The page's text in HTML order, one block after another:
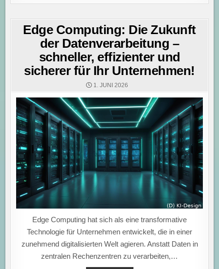
Edge Computing: Die Zukunft
der Datenverarbeitung –
schneller, effizienter und
sicherer für Ihr Unternehmen!
1. JUNI 2026
Edge Computing hat sich als eine transformative
Technologie für Unternehmen entwickelt, die in einer
zunehmend digitalisierten Welt agieren. Anstatt Daten in
zentralen Rechenzentren zu verarbeiten,…